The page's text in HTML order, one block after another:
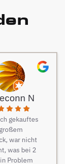
N
gekauftes
war nicht
was bei 2
Problem